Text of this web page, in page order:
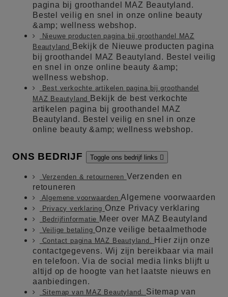
pagina bij groothandel MAZ Beautyland.
Bestel veilig en snel in onze online beauty
&amp; wellness webshop.
Nieuwe producten pagina bij groothandel MAZ
Beautyland
Bekijk de Nieuwe producten pagina
bij groothandel MAZ Beautyland. Bestel veilig
en snel in onze online beauty &amp;
wellness webshop.
Best verkochte artikelen pagina bij groothandel
MAZ Beautyland
Bekijk de best verkochte
artikelen pagina bij groothandel MAZ
Beautyland. Bestel veilig en snel in onze
online beauty &amp; wellness webshop.
ONS BEDRIJF Toggle ons bedrijf links 
Verzenden & retourneren Verzenden en
retouneren
Algemene voorwaardenAlgemene voorwaarden
Privacy verklaring Onze Privacy verklaring
Bedrijfinformatie Meer over MAZ Beautyland
Veilige betaling Onze veilige betaalmethode
Contact pagina MAZ Beautyland.
Hier zijn onze
contactgegevens. Wij zijn bereikbaar via mail
en telefoon. Via de social media links blijft u
altijd op de hoogte van het laatste nieuws en
aanbiedingen.
Sitemap van MAZ Beautyland. Sitemap van